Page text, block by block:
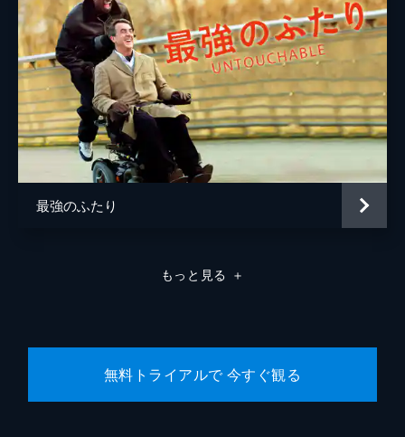
最強のふたり
もっと見る ＋
無料トライアルで 今すぐ観る